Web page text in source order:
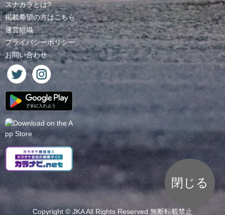
スナカラとは?
掲載希望の方はこちら
運営組織
プライバシーポリシー
お問い合わせ
Copyright © JKAAll Rights Reserved.無断転載禁止
閉じる